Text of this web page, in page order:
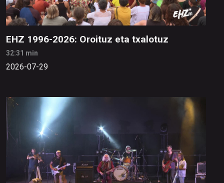
EHZ 1996-2026: Oroituz eta txalotuz
32:31 min
2026-07-29